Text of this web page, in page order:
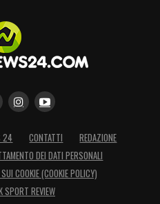
24 CONTATTI
REDAZIONE
DEI DATI PERSONALI
COOKIE (COOKIE POLICY)
SPORT REVIEW